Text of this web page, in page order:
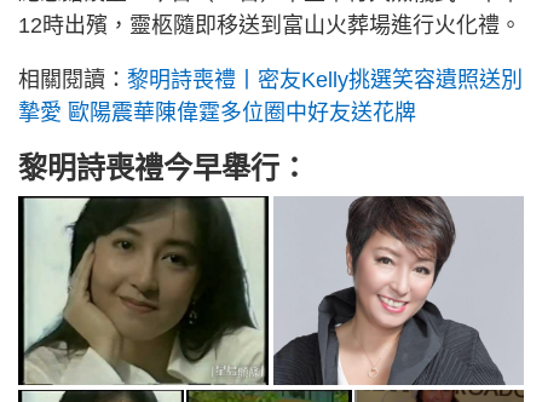
12時出殯，靈柩隨即移送到富山火葬場進行火化禮。
相關閱讀： 黎明詩喪禮丨密友Kelly挑選笑容遺照送別
摯愛 歐陽震華陳偉霆多位圈中好友送花牌
黎明詩喪禮今早舉行：